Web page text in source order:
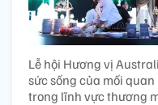
Lễ hội Hương vị
sức sống của mối
trong lĩnh vực thương